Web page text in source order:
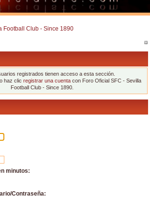
Football Club - Since 1890
registrados tienen acceso a esta sección.
haz clic registrar una cuentacon Foro Oficial SFC - Sevilla
Football Club - Since 1890.
minutos:
Contraseña: